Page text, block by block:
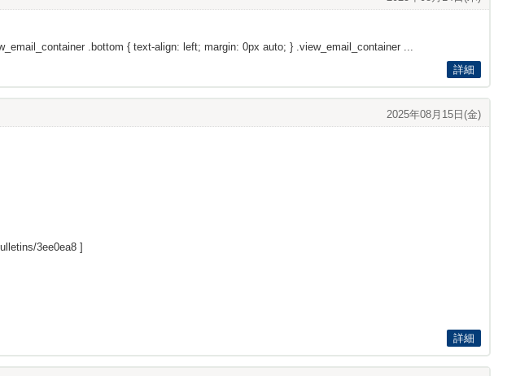
.bottom { text-align: left; margin: 0px auto; } .view_email_container ...
詳細
2025年08月15日(金)
3ee0ea8 ]
詳細